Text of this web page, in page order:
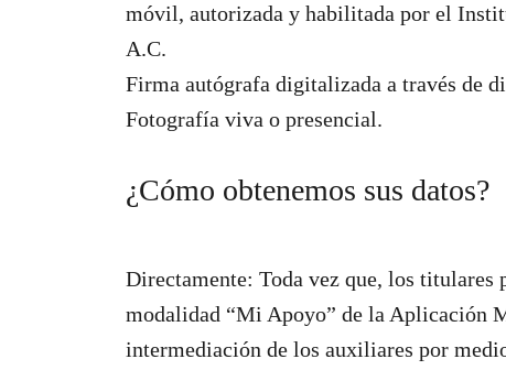
móvil, autorizada y habilitada por el
A.C.
Firma autógrafa digitalizada a través de
Fotografía viva o presencial.
¿Cómo obtenemos sus datos?
Directamente: Toda vez que, los titulares
modalidad “Mi Apoyo” de la Aplicación
intermediación de los auxiliares por